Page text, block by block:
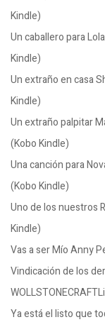
Kindle)
Un caballero para
Kindle)
Un extraño en casa
Kindle)
Un extraño palpitar
(Kobo Kindle)
Una canción para
(Kobo Kindle)
Uno de los nuestros
Kindle)
Vas a ser Mío Anny
Vindicación de los
Ya está el listo que